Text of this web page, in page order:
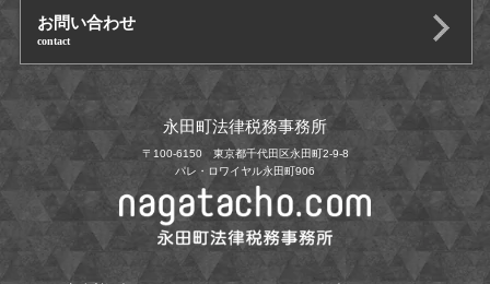
お問い合わせ
contact
永田町法律税務事務所
〒100-6150 東京都千代田区永田町2-9-8
パレ・ロワイヤル永田町906